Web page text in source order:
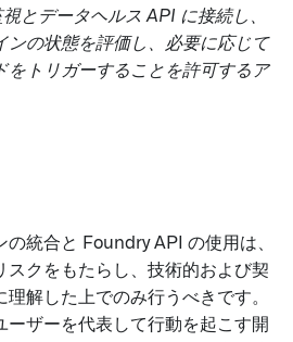
とデータヘルス API に接続し、
ンの状態を評価し、必要に応じて
をトリガーすることを許可するア
統合と Foundry API の使用は、
スクをもたらし、技術的および契
解した上でのみ行うべきです。
ーザーを代表して行動を起こす開